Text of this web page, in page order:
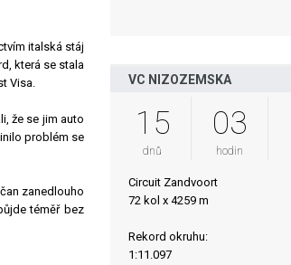
italská stáj
která se stala
Visa.
že se jim auto
problém se
zanedlouho
téměř bez
VC NIZOZEMSKA
15
dnů
03
hodin
Circuit Zandvoort
72 kol x 4259 m
Rekord okruhu:
1:11.097